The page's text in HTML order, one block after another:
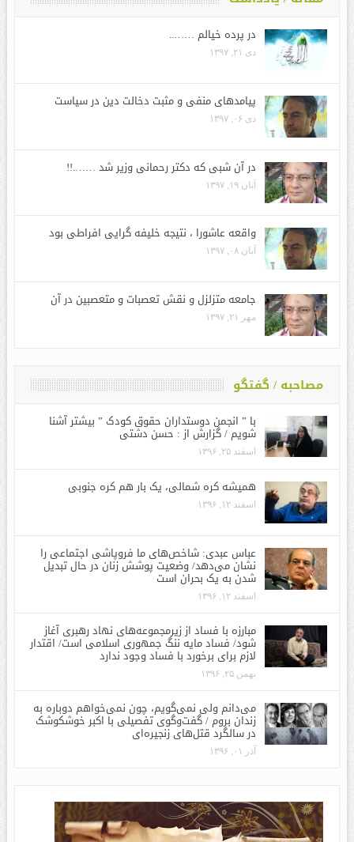
در پرده خیالم ……..
دی ۲۱, ۱۳۹۷
پیامدهای منفی و مثبت دخالت دین در سیاست
دی ۰۶, ۱۳۹۷
در آن شبی که دکتر رحمانی وزیر شد …….!!
آبان ۱۹, ۱۳۹۷
واقعه عاشورا ، نتیجه خلیفه گرایی افراطی بود
آبان ۰۸, ۱۳۹۷
جامعه متزلزل و نقش تعصبات و متعصبین در آن
مهر ۲۱, ۱۳۹۷
مصاحبه / گفتگو
با ” انجمن دوستداران حقوق کودک ” بیشتر آشنا
شویم / گزارش از : حسن دشتی
اسفند ۲۵, ۱۳۹۶
همیشه کره شمالی، یک بار هم کره جنوبی
اسفند ۱۲, ۱۳۹۶
عباس عبدی: شاخص‌های ما فروپاشی اجتماعی را
نشان می‌دهد/ وضعیت پوشش زنان در حال تبدیل
شدن به یک بحران است
اسفند ۱۲, ۱۳۹۶
مبارزه با فساد از زیرمجموعه‌های نهاد رهبری آغاز
شود/ فساد مایه ننگ جمهوری اسلامی است/ اقتدار
لازم برای برخورد با فساد وجود ندارد
بهمن ۲۵, ۱۳۹۶
می‌دانم ولی نمی‌گویم، چون نمی‌خواهم دوباره به
زندان بروم / گفت‌وگوی تفصیلی با اکبر خوشکوشک
در سالگرد قتل‌های زنجیره‌ای
آذر ۰۱, ۱۳۹۶